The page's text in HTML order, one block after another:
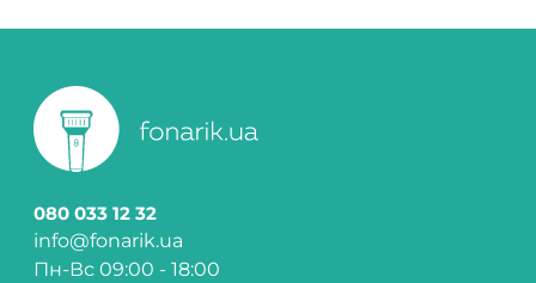
080 033 12 32
info@fonarik.ua
Пн-Вс 09:00 - 18:00